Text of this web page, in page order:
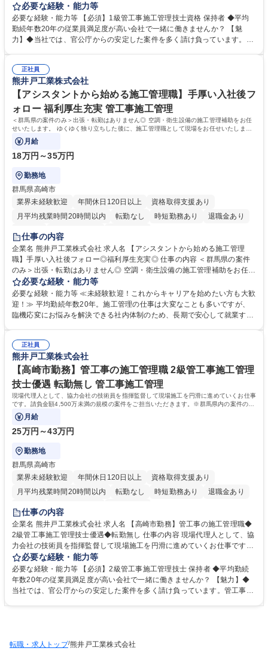
術員を指揮監督し、現場施工を円滑に進めていただきます。主に4,500万
円以上の現場をお任せいたします！ ■給排水衛生・空調設備工事の施工管
理■ 当社は、請負金額8億前後の規模の案件を扱っております！ 品質・安
全・予算・工程等の管理全般及び、それに伴う書類・図面等の作成を行い
集職種 【高崎市勤務】管工事の施工管理職◆1級管工事施工管理技士取得
者向け◆転勤無
必要な経験・能力等
必要な経験・能力等 【必須】1級管工事施工管理技士資格 保持者 ◆平均
勤続年数20年の従業員満足度が高い会社で一緒に働きませんか？ 【魅
力】◆当社では、官公庁からの安定した案件を多く請け負っています。管
がないため、ご自身の新たな学びや楽しさに繋がる点が多いです。 ◆社内
外の人とコミュニケーションを取りながらの工事進行・現場作業、図面作
成など、内勤・外勤のバランスが良い仕事です。 学歴・資格 学歴：大学
院 大学 高専 短大 専修学校 高校 語学力： 資格：第一種運転免許普通自動
車 1級管工事施工管理技士
正社員
熊井戸工業株式会社
【アシスタントから始める施工管理職】手厚い入社後フ
ォロー 福利厚生充実 管工事施工管理
＜群馬県の案件のみ＞出張・転勤はありません◎ 空調・衛生設備の施工管理補助をお任
せいたします。 ゆくゆく独り立ちした後に、施工管理職として現場をお任せいたしま
す。
月給
18万円～35万円
勤務地
群馬県高崎市
業界未経験歓迎
年間休日120日以上
資格取得支援あり
月平均残業時間20時間以内
転勤なし 時短勤務あり
退職金あり
在宅OK
完全週休2日制
仕事の内容
企業名 熊井戸工業株式会社 求人名 【アシスタントから始める施工管理
職】手厚い入社後フォロー◎福利厚生充実◎ 仕事の内容 ＜群馬県の案件
のみ＞出張・転勤はありません◎ 空調・衛生設備の施工管理補助をお任せ
いたします。 ゆくゆく独り立ちした後に、施工管理職として現場をお任せ
いたします。 始めは、施工管理職のアシスタントからお任せします。 3年
ほどかけて教育する為、未経験からでも安心してスタートできます。入社
後のキャリアプランや叶えたいライフプランのお悩みも人事との定期的な
成し書類を作成■図面の作成■工程管理など 募集職種 【アシスタントから
始める施工管理職】手厚い入社後フォロー◎福利厚生充実◎
必要な経験・能力等
必要な経験・能力等 ≪未経験歓迎！これからキャリアを始めたい方も大歓
迎！≫ 平均勤続年数20年。施工管理の仕事は大変なことも多いですが、
臨機応変にお悩みを解決できる社内体制のため、長期で安心して就業する
モデル】※ご経験や社会人スキルを考慮し支給しております。 ■高卒新
卒：月給180,000円スタート ■接客業2年経験：月給200,000円スタート ■
営業職5年経験：月給250,000円スタート 学歴・資格 学歴：大学院 大学
高専 短大 専修学校 高校 語学力： 資格：第一種運転免許普通自動車
正社員
熊井戸工業株式会社
【高崎市勤務】管工事の施工管理職 2級管工事施工管理
技士優遇 転勤無し 管工事施工管理
現場代理人として、協力会社の技術員を指揮監督して現場施工を円滑に進めていくお仕事
です。請負金額4,500万未満の規模の案件をご担当いただきます。※群馬県内の案件のみ
のため、出張・転勤はありません。
月給
25万円～43万円
勤務地
群馬県高崎市
業界未経験歓迎
年間休日120日以上
資格取得支援あり
月平均残業時間20時間以内
転勤なし 時短勤務あり
退職金あり
在宅OK
完全週休2日制
仕事の内容
企業名 熊井戸工業株式会社 求人名 【高崎市勤務】管工事の施工管理職◆
2級管工事施工管理技士優遇◆転勤無し 仕事の内容 現場代理人として、協
力会社の技術員を指揮監督して現場施工を円滑に進めていくお仕事です。
請負金額4,500万未満の規模の案件をご担当いただきます。※群馬県内の
案件のみのため、出張・転勤はありません。 ■給排水衛生・空調設備工事
の施工管理 品質・安全・予算・工程等の管理全般及び、それに伴う書類・
図面等の作成を行います。 数千万～数億単位の幅広い規模の案件があり、
必要な経験・能力等
必要な経験・能力等 【必須】2級管工事施工管理技士 保持者 ◆平均勤続
年数20年の従業員満足度が高い会社で一緒に働きませんか？ 【魅力】◆
当社では、官公庁からの安定した案件を多く請け負っています。管工事と
ど、内勤・外勤のバランスが良い仕事です。 学歴・資格 学歴：大学院 大
転職・求人トップ/熊井戸工業株式会社